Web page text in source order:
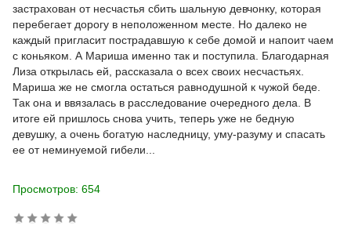
застрахован от несчастья сбить шальную девчонку, которая
перебегает дорогу в неположенном месте. Но далеко не
каждый пригласит пострадавшую к себе домой и напоит чаем
с коньяком. А Мариша именно так и поступила. Благодарная
Лиза открылась ей, рассказала о всех своих несчастьях.
Мариша же не смогла остаться равнодушной к чужой беде.
Так она и ввязалась в расследование очередного дела. В
итоге ей пришлось снова учить, теперь уже не бедную
девушку, а очень богатую наследницу, уму-разуму и спасать
ее от неминуемой гибели...
Просмотров: 654